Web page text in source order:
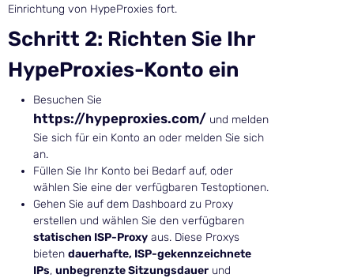
Einrichtung von HypeProxies fort.
Schritt 2: Richten Sie Ihr
HypeProxies-Konto ein
Besuchen Sie
https://hypeproxies.com/ und melden
Sie sich für ein Konto an oder melden Sie sich
an.
Füllen Sie Ihr Konto bei Bedarf auf, oder
wählen Sie eine der verfügbaren Testoptionen.
Gehen Sie auf dem Dashboard zu Proxy
erstellen und wählen Sie den verfügbaren
statischen ISP-Proxy aus. Diese Proxys
bieten dauerhafte, ISP-gekennzeichnete
IPs, unbegrenzte Sitzungsdauer und